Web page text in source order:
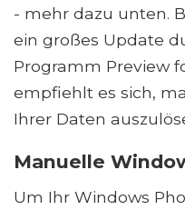
- mehr dazu unten.
ein großes Update
Programm Preview
empfiehlt es sich,
Ihrer Daten
Manuelle
Um Ihr Windows